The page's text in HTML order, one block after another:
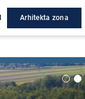
Arhitekta zona